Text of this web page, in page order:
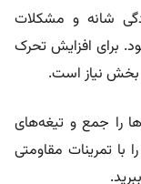
شانه و مشکلات
برای افزایش تحرک
بخش نیاز است.
را جمع و تیغه‌های
با تمرینات مقاومتی